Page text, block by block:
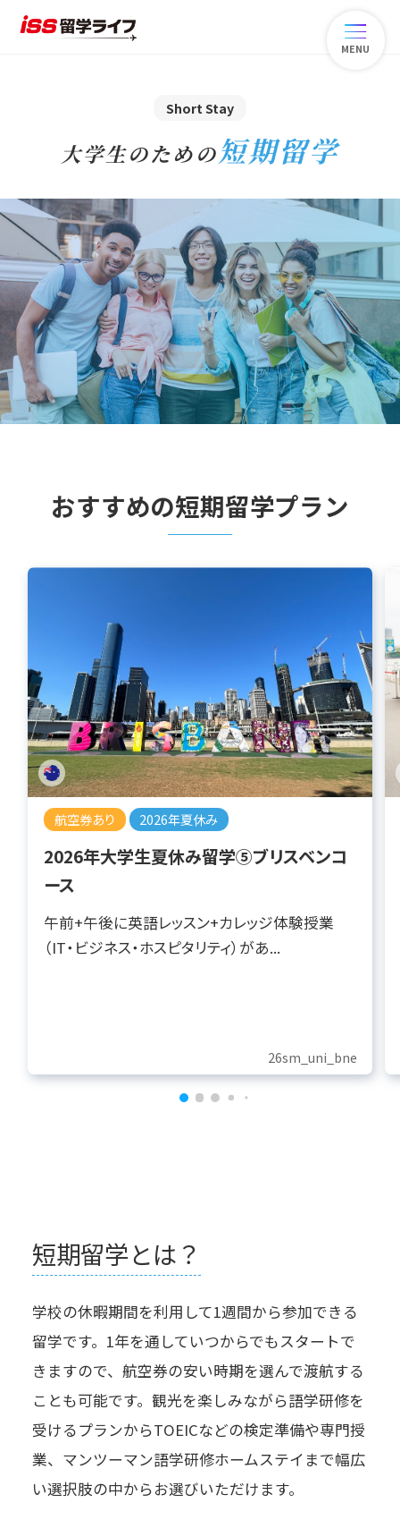
MENU
Short Stay
大学生のための短期留学
おすすめの短期留学プラン
航空券あり 2026年夏休み
2026年大学生夏休み留学⑤ブリスベンコ
ース
午前+午後に英語レッスン+カレッジ体験授業
（IT・ビジネス・ホスピタリティ）があ...
26sm_uni_bne
短期留学とは？
学校の休暇期間を利用して1週間から参加できる
留学です。1年を通していつからでもスタートで
きますので、航空券の安い時期を選んで渡航する
ことも可能です。観光を楽しみながら語学研修を
受けるプランからTOEICなどの検定準備や専門授
業、マンツーマン語学研修ホームステイまで幅広
い選択肢の中からお選びいただけます。